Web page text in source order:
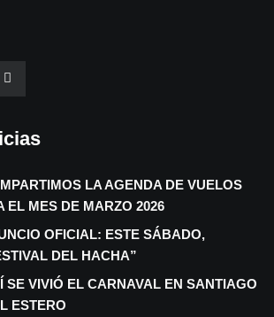
LA AGENDA DE VUELOS
EL MES DE MARZO 2026
OFICIAL: ESTE SÁBADO,
DEL HACHA”
SE VIVIÓ EL CARNAVAL EN SANTIAGO
ESTERO